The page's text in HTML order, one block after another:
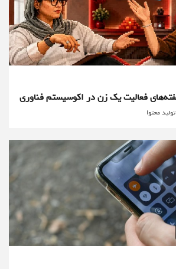
فعالیت یک زن در اکوسیستم فناوری
محتوا